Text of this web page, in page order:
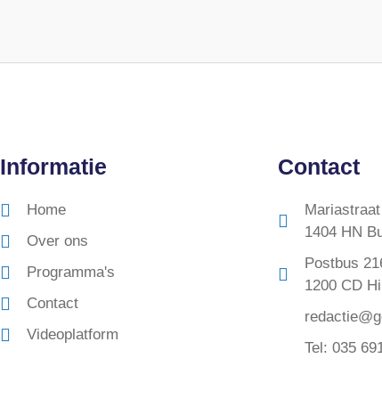
Informatie
Home
Over ons
Programma's
Contact
Videoplatform
Contact
1404 HN
Postbus
1200 CD
Tel: 035